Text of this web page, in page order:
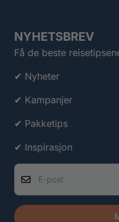
NYHETSBREV
Få de beste
✔ Nyheter
✔ Kampanjer
✔ Pakketips
✔ Inspirasjon
E-post